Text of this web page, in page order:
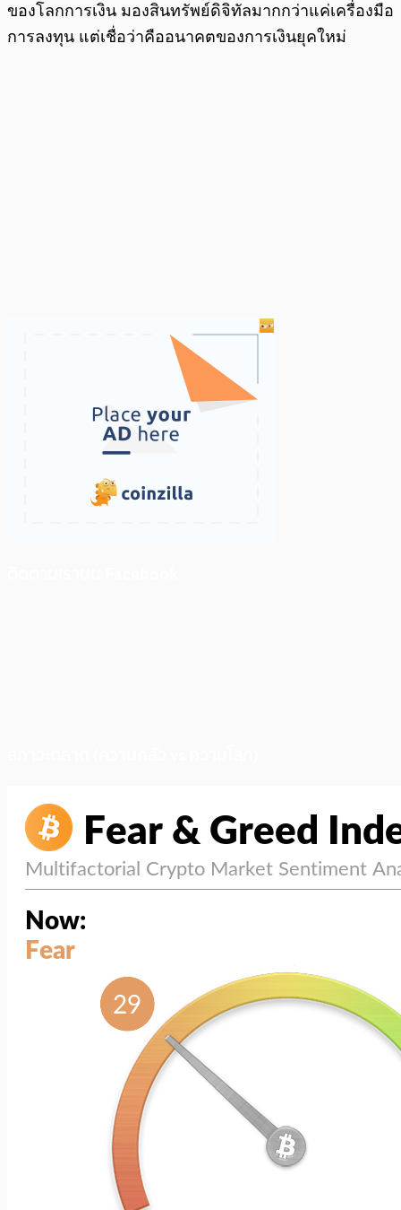
ของโลกการเงิน มองสินทรัพย์ดิจิทัลมากกว่าแค่เครื่องมือ
การลงทุน แต่เชื่อว่าคืออนาคตของการเงินยุคใหม่